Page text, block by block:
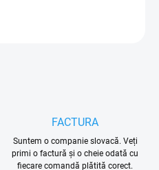
FACTURA
Suntem o companie slovacă. Veți
primi o factură și o cheie odată cu
fiecare comandă plătită corect.